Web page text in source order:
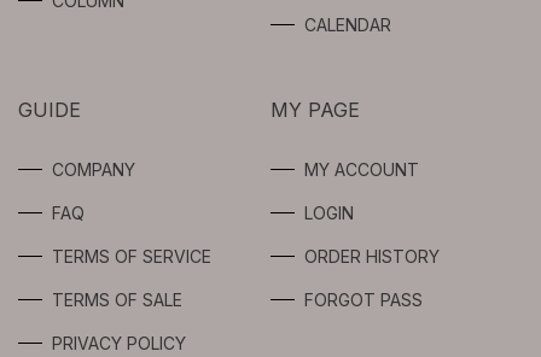
SPOTS CARE
USERS
CALENDAR
GUIDE
COMPANY
FAQ
TERMS OF SERVICE
TERMS OF SALE
PRIVACY POLICY
MY PAGE
MY ACCOUNT
LOGIN
ORDER HISTORY
FORGOT PASS